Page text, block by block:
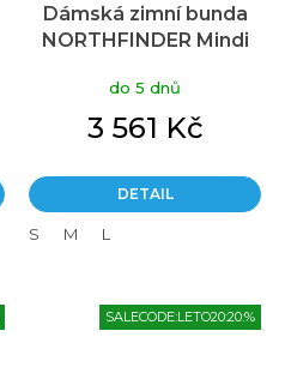
Dámská zimní bunda
NORTHFINDER Mindi
do 5 dnů
3 561 Kč
DETAIL
S M L
SALECODE:LETO20:20:%